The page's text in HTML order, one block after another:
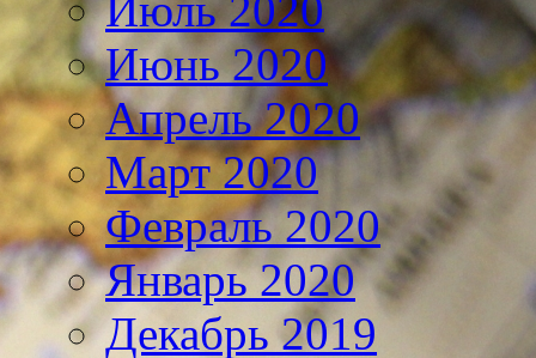
Июль 2020
Июнь 2020
Апрель 2020
Март 2020
Февраль 2020
Январь 2020
Декабрь 2019